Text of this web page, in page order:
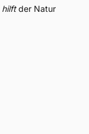
hilftder Natur